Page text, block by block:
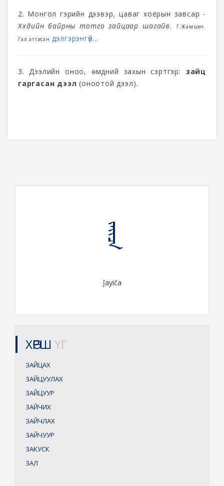
2. Монгол гэрийн дээвэр, цаваг хоёрын завсар -
Хүүхдийн байрны тотго зайцаар шагайв.
Г.Жамъян.
Гал атгасан дэлгэрэнгүй...
3. Дээлийн оноо, өмдний захын сэртгэр: зайц
гаргасан дээл (оноотой дээл).
ᠵᠠᠶᠢᠴᠠ
ǰayiča
ХӨРШ ҮГ
ЗАЙЦАХ
ЗАЙЦУУЛАХ
ЗАЙЦУУР
ЗАЙЧИХ
ЗАЙЧЛАХ
ЗАЙЧУУР
ЗАКУСК
ЗАЛ